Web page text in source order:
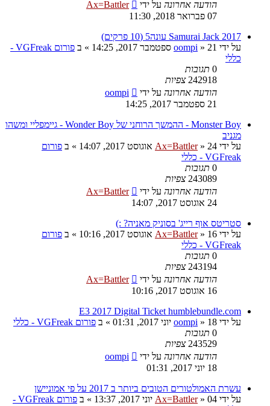
הודעה אחרונה על ידי
Ax=Battler
07 פברואר 2018, 11:30
Samurai Jack 2017 עונה5 (10 פרקים)
על ידי
oompi » 21 ספטמבר 2017, 14:25 » ב
פורום VGFreak -
כללי
0 תגובות
242918 צפיות
הודעה אחרונה על ידי
oompi
21 ספטמבר 2017, 14:25
Monster Boy - ההמשך הרוחני של Wonder Boy - גיימפליי ומשהו
מגניב
על ידי
Ax=Battler» 24 אוגוסט 2017, 14:07 » ב פורום
VGFreak - כללי
0 תגובות
243089 צפיות
הודעה אחרונה על ידי
Ax=Battler
24 אוגוסט 2017, 14:07
סטריטס אוף רייג' בסוניק מאניה? :)
על ידי
Ax=Battler» 16 אוגוסט 2017, 10:16 » ב פורום
VGFreak - כללי
0 תגובות
243194 צפיות
הודעה אחרונה על ידי
Ax=Battler
16 אוגוסט 2017, 10:16
E3 2017 Digital Ticket humblebundle.com
על ידי
oompi » 18 יוני 2017, 01:31 » ב פורום VGFreak - כללי
0 תגובות
243529 צפיות
הודעה אחרונה על ידי
oompi
18 יוני 2017, 01:31
עשרת האמולטורים הטובים ביותר ב 2017 על פי אמוניישן
על ידי
Ax=Battler» 04 יוני 2017, 13:37 » ב
פורום VGFreak -